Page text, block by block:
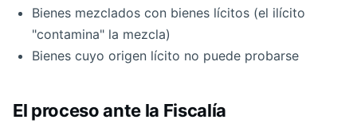
Bienes mezclados con bienes lícitos (el ilícito
"contamina" la mezcla)
Bienes cuyo origen lícito no puede probarse
El proceso ante la Fiscalía